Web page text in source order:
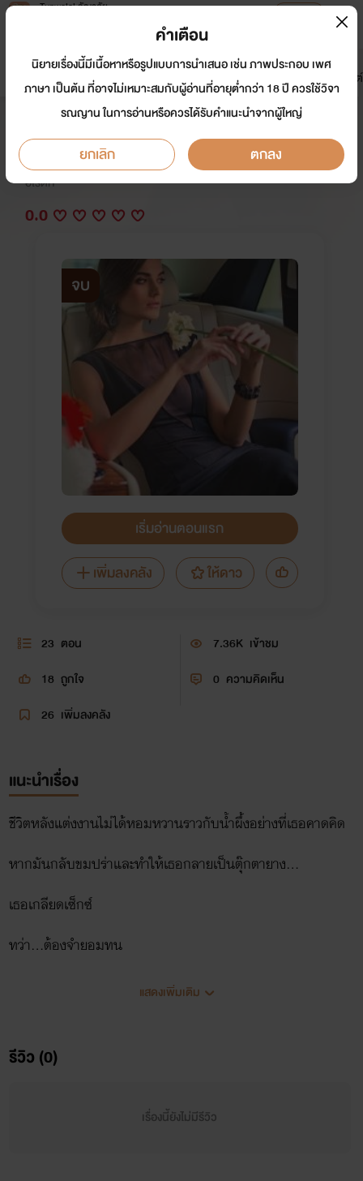
Tunwalai ธัญวลัย
หน้าแรก นิยาย อีบุ๊ก การ์ตูน
มาใหม่
ดรีมแชท ธัญลิสต์
คลับบำบัดเซ็กซ์ incubus club 3
นักเขียน: เย้ายวนรัก@2465
อีโรติก
0.0
จบ
เริ่มอ่านตอนแรก
เพิ่มลงคลัง
ให้ดาว
23 ตอน 7.36K เข้าชม
18 ถูกใจ 0 ความคิดเห็น
26 เพิ่มลงคลัง
แนะนำเรื่อง
ชีวิตหลังแต่งงานไม่ได้หอมหวานราวกับน้ำผึ้งอย่างที่เธอคาดคิด
หากมันกลับขมปร่าและทำให้เธอกลายเป็นตุ๊กตายาง...
เธอเกลียดเซ็กซ์
ทว่า...ต้องจำยอมทน
ท่านเซอร์จะช่วยแก้บำบัดให้เธอได้ไหม?
ยินดีต้อนรับสู่อินคิวบัสคลับ ท่านเซอร์พร้อมจะแก้ปัญหาให้คุณ
แสดงเพิ่มเติม
รีวิว (0)
เรื่องนี้ยังไม่มีรีวิว
คำเตือน
นิยายเรื่องนี้มีเนื้อหาหรือรูปแบบการนำเสนอ เช่น ภาพประกอบ เพศ
ภาษา เป็นต้น ที่อาจไม่เหมาะสมกับผู้อ่านที่อายุต่ำกว่า 18 ปี ควรใช้วิจา
รณญาน ในการอ่านหรือควรได้รับคำแนะนำจากผู้ใหญ่
ยกเลิก ตกลง